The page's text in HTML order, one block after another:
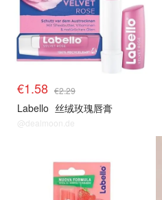
€1.58 €2.29
Labello 丝绒玫瑰唇膏
@dealmoon.de